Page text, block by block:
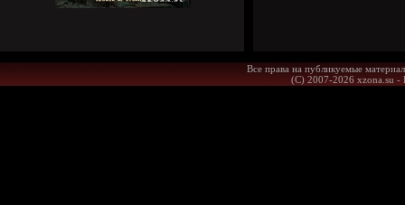
Все права на публикуемые
(С) 2007-2026 xzona.su -